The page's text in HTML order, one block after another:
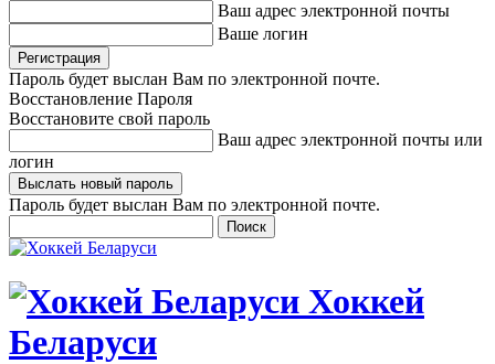
Ваш адрес электронной почты
Ваше логин
Пароль будет выслан Вам по электронной почте.
Восстановление Пароля
Восстановите свой пароль
Ваш адрес электронной почты или
логин
Пароль будет выслан Вам по электронной почте.
Хоккей
Беларуси